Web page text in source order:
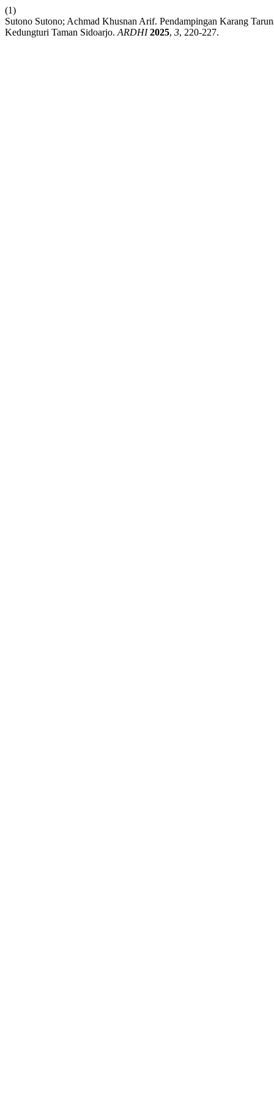
(1)
Sutono Sutono; Achmad Khusnan Arif. Pendampingan Karang
Kedungturi Taman Sidoarjo. ARDHI 2025, 3, 220-227.